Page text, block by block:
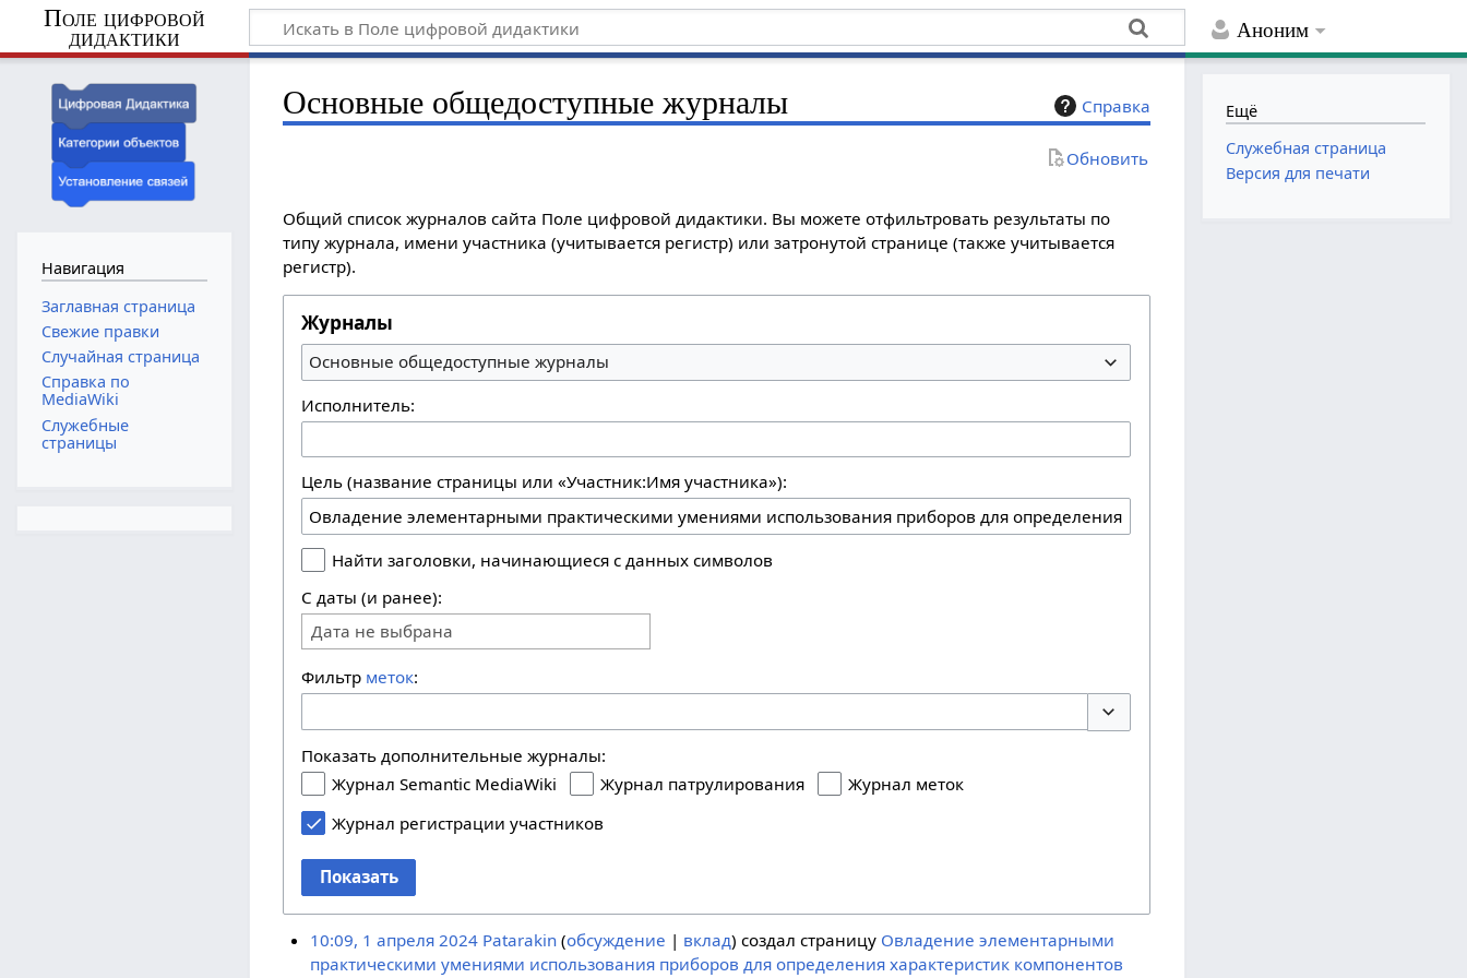
Аноним
Поле цифровой
дидактики
Справка
Основные общедоступные журналы
Обновить
Общий список журналов сайта Поле цифровой дидактики. Вы можете отфильтровать результаты по
типу журнала, имени участника (учитывается регистр) или затронутой странице (также учитывается
регистр).
Журналы
Основные общедоступные журналы
Исполнитель:
Цель (название страницы или «Участник:Имя участника»):
Найти заголовки, начинающиеся с данных символов
С даты (и ранее):
Дата не выбрана
Фильтр меток:
Показать дополнительные журналы:
Журнал Semantic MediaWiki
Журнал патрулирования
Журнал меток
Журнал регистрации участников
Показать
10:09, 1 апреля 2024 Patarakin обсуждение вклад создал страницу Овладение элементарными
практическими умениями использования приборов для определения характеристик компонентов
Навигация
Заглавная страница
Свежие правки
Случайная страница
Справка по
MediaWiki
Служебные
страницы
Ещё
Служебная страница
Версия для печати